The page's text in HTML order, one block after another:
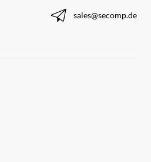
sales@secomp.de